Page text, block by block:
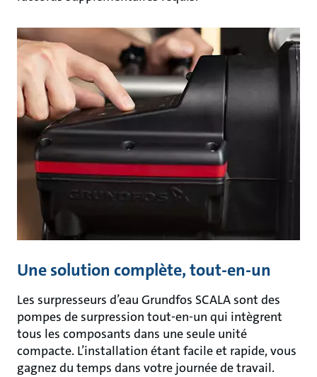
Une solution complète, tout-en-un
Les surpresseurs d’eau Grundfos SCALA sont des
pompes de surpression tout-en-un qui intègrent
tous les composants dans une seule unité
compacte. L’installation étant facile et rapide, vous
gagnez du temps dans votre journée de travail.